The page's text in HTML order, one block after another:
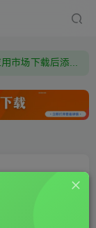
本站资源来自网络搜集，如有侵权，请联系删除：fuyej@qq.com 附上证书和内容链接
需要什么游戏请联系客服，若链接失效请联系客服，百度网盘边上的激活码也是解压密码